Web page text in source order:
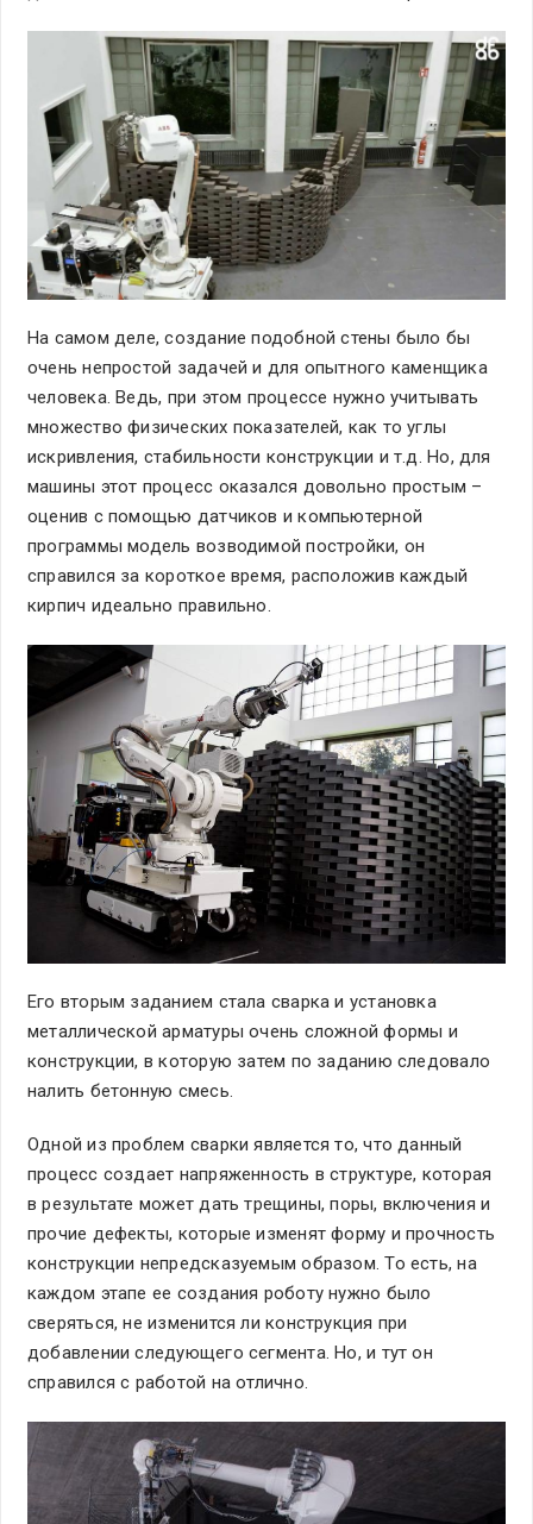
На самом деле, создание подобной стены было бы
очень непростой задачей и для опытного каменщика
человека. Ведь, при этом процессе нужно учитывать
множество физических показателей, как то углы
искривления, стабильности конструкции и т.д. Но, для
машины этот процесс оказался довольно простым –
оценив с помощью датчиков и компьютерной
программы модель возводимой постройки, он
справился за короткое время, расположив каждый
кирпич идеально правильно.
Его вторым заданием стала сварка и установка
металлической арматуры очень сложной формы и
конструкции, в которую затем по заданию следовало
налить бетонную смесь.
Одной из проблем сварки является то, что данный
процесс создает напряженность в структуре, которая
в результате может дать трещины, поры, включения и
прочие дефекты, которые изменят форму и прочность
конструкции непредсказуемым образом. То есть, на
каждом этапе ее создания роботу нужно было
сверяться, не изменится ли конструкция при
добавлении следующего сегмента. Но, и тут он
справился с работой на отлично.